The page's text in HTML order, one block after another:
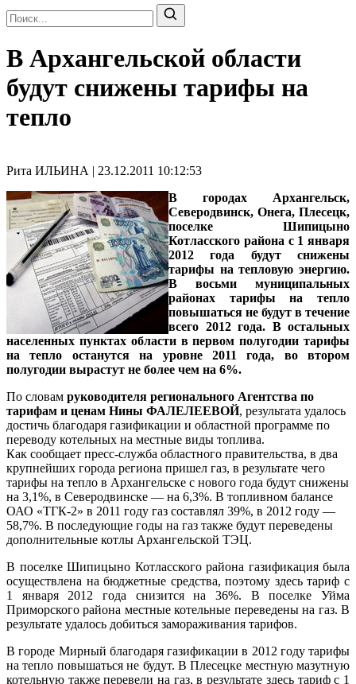
В Архангельской области
будут снижены тарифы на
тепло
Рита ИЛЬИНА | 23.12.2011 10:12:53
В городах Архангельск,
Северодвинск, Онега, Плесецк,
поселке Шипицыно
Котласского района с 1 января
2012 года будут снижены
тарифы на тепловую энергию.
В восьми муниципальных
районах тарифы на тепло
повышаться не будут в течение
всего 2012 года. В остальных
населенных пунктах области в первом полугодии тарифы
на тепло останутся на уровне 2011 года, во втором
полугодии вырастут не более чем на 6%.
По словам руководителя регионального Агентства по
тарифам и ценам Нины ФАЛЕЛЕЕВОЙ, результата удалось
достичь благодаря газификации и областной программе по
переводу котельных на местные виды топлива.
Как сообщает пресс-служба областного правительства, в два
крупнейших города региона пришел газ, в результате чего
тарифы на тепло в Архангельске с нового года будут снижены
на 3,1%, в Северодвинске — на 6,3%. В топливном балансе
ОАО «ТГК-2» в 2011 году газ составлял 39%, в 2012 году —
58,7%. В последующие годы на газ также будут переведены
дополнительные котлы Архангельской ТЭЦ.
В поселке Шипицыно Котласского района газификация была
осуществлена на бюджетные средства, поэтому здесь тариф с
1 января 2012 года снизится на 36%. В поселке Уйма
Приморского района местные котельные переведены на газ. В
результате удалось добиться замораживания тарифов.
В городе Мирный благодаря газификации в 2012 году тарифы
на тепло повышаться не будут. В Плесецке местную мазутную
котельную также перевели на газ, в результате здесь тариф с 1